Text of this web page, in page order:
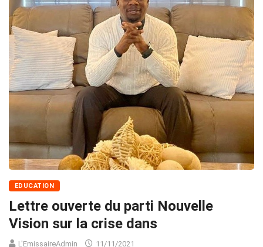
EDUCATION
Lettre ouverte du parti Nouvelle
Vision sur la crise dans
L'EmissaireAdmin 11/11/2021